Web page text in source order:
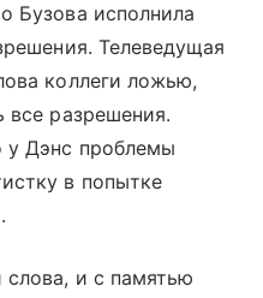
Бузова исполнила
Телеведущая
коллеги ложью,
все разрешения.
у Дэнс проблемы
в попытке
слова, и с памятью